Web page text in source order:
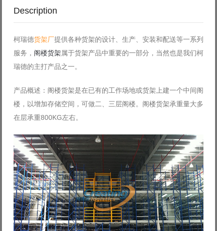
Description
柯瑞德货架厂提供各种货架的设计、生产、安装和配送等一系列
服务， 阁楼货架属于货架产品中重要的一部分，当然也是我们柯
瑞德的主打产品之一。
产品概述：阁楼货架是在已有的工作场地或货架上建一个中间阁
楼，以增加存储空间，可做二、三层阁楼。阁楼货架承重量大多
在层承重800KG左右。